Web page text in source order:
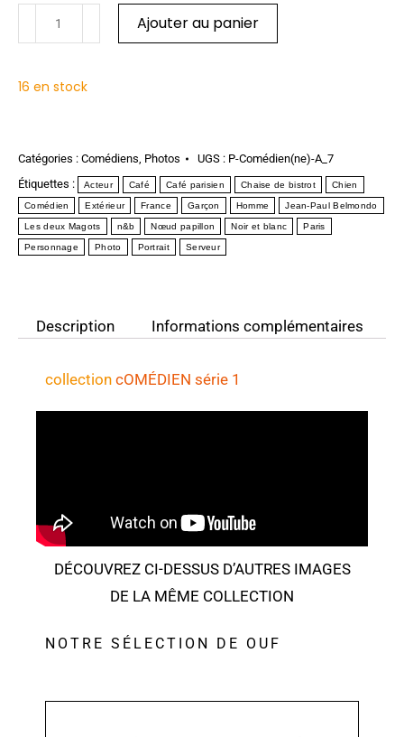
Ajouter au panier
16 en stock
Catégories : Comédiens, Photos UGS : P-Comédien(ne)-A_7
Étiquettes :
Acteur Café Café parisien Chaise de bistrot Chien
Comédien Extérieur France Garçon Homme Jean-Paul Belmondo
Les deux Magots n&b Nœud papillon Noir et blanc Paris
Personnage Photo Portrait Serveur
Description Informations complémentaires
collection cOMÉDIEN série 1
DÉCOUVREZ CI-DESSUS D’AUTRES IMAGES
DE LA MÊME COLLECTION
NOTRE SÉLECTION DE OUF